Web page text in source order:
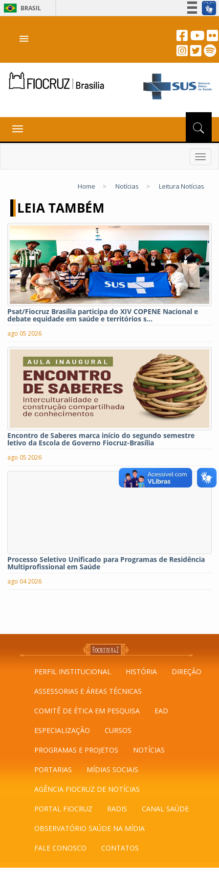
BRASIL
Acesso à informação
Canais
menu
Toggle
navigation
Home > Notícias > Leitura Notícias
LEIA TAMBÉM
Psat/Fiocruz Brasília participa do XIV COPENE Nacional e
debate equidade em saúde e territórios s...
ago 05 2026
Encontro de Saberes marca início do segundo semestre
letivo da Escola de Governo Fiocruz-Brasília
ago 05 2026
Processo Seletivo Unificado para Programas de Residência
Multiprofissional em Saúde
ago 04 2026
PERFIL INSTITUCIONAL HISTÓRIA DIREÇÃO
ASSESSORIAS E ÁREAS TÉCNICAS
COMITÊ DE ÉTICA EM PESQUISA EAD
ESPECIALIZAÇÃO CURSOS
PROGRAMAS E PROJETOS NOTÍCIAS
PORTARIAS MÍDIAS SOCIAIS
AGÊNCIA FIOCRUZ DE NOTÍCIAS
PORTAL FIOCRUZ RADIS CANAL SAÚDE
OBSERVATÓRIO SAÚDE NA MÍDIA
FALE CONOSCO CONTATOS